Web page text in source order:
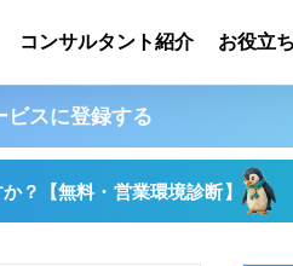
コンサルタント紹介 お役立
ビスに登録する
？ 【無料・営業環境診断】